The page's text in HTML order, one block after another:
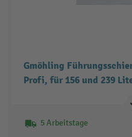
Gmöhling
Profi, für 156 und 239
5 Arbeitstage